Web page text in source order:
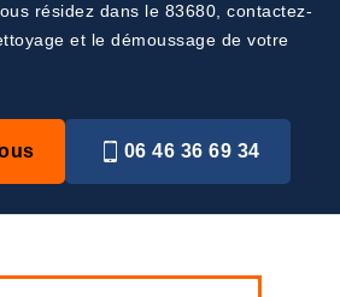
résidez dans le 83680, contactez-
et le démoussage de votre
06 46 36 69 34